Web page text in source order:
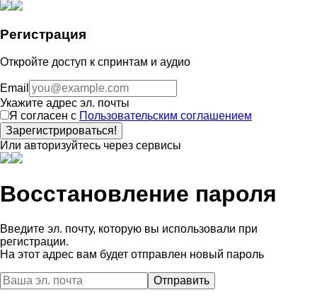
Регистрация
Откройте доступ к спринтам и аудио
Email
Укажите адрес эл. почты
Я согласен с Пользовательским соглашением
Зарегистрироваться!
Или авторизуйтесь через сервисы
Восстановление пароля
Введите эл. почту, которую вы использовали при
регистрации.
На этот адрес вам будет отправлен новый пароль